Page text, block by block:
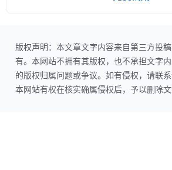
版权声明：本文章文字内容来自第三方投
有。本网站不拥有其版权，也不承担文字
的版权归属问题或争议。如有侵权，请联系
本网站有权在核实确属侵权后，予以删除文